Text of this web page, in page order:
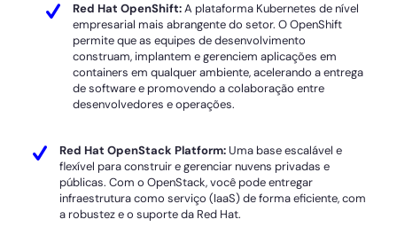
Red Hat OpenShift:A plataforma Kubernetes de nível
empresarial mais abrangente do setor. O OpenShift
permite que as equipes de desenvolvimento
construam, implantem e gerenciem aplicações em
containers em qualquer ambiente, acelerando a entrega
de software e promovendo a colaboração entre
desenvolvedores e operações.
Red Hat OpenStack Platform:Uma base escalável e
flexível para construir e gerenciar nuvens privadas e
públicas. Com o OpenStack, você pode entregar
infraestrutura como serviço (IaaS) de forma eficiente, com
a robustez e o suporte da Red Hat.